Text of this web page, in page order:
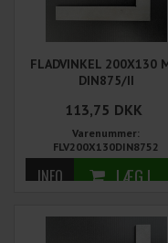
FLADVINKEL 200X130
DIN875/II
113,75 DKK
Varenummer:
FLV200X130DIN8752